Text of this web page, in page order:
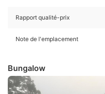
Rapport qualité-prix
Note de l'emplacement
Bungalow